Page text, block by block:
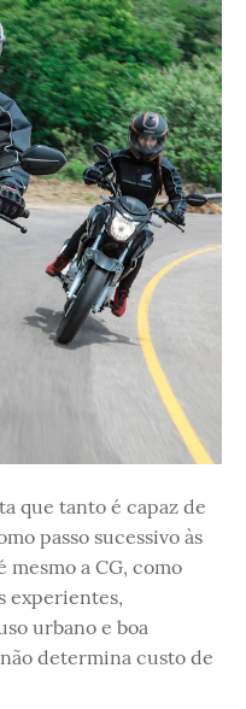
que tanto é capaz de
passo sucessivo às
a CG, como
experientes,
urbano e boa
determina custo de